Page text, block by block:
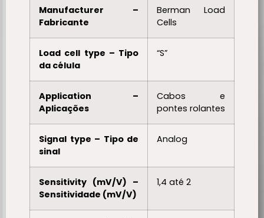
Manufacturer –
Fabricante
Berman Load
Cells
Load cell type – Tipo
da célula
“S”
Application –
Aplicações
Cabos e
pontes rolantes
Signal type – Tipo de
sinal
Analog
Sensitivity (mV/V) –
Sensitividade (mV/V)
1,4 até 2